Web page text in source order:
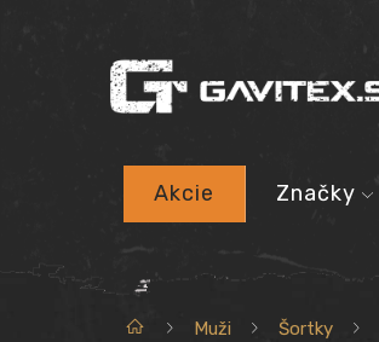
Akcie Značky
Domov Muži Šortky